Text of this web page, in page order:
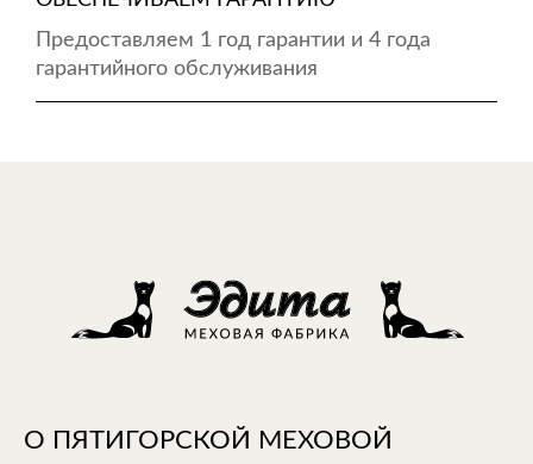
Предоставляем 1 год гарантии и 4 года
гарантийного обслуживания
О ПЯТИГОРСКОЙ МЕХОВОЙ